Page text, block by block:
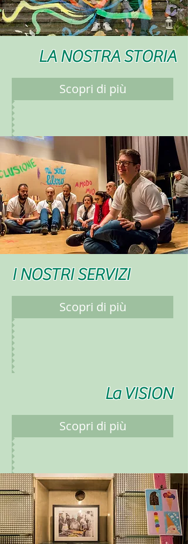
LA NOSTRA STORIA
Scopri di più
I NOSTRI SERVIZI
Scopri di più
La VISION
Scopri di più